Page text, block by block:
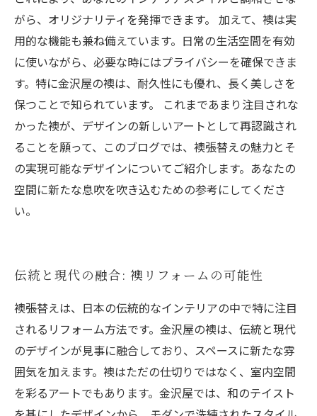
がら、オリジナリティを発揮できます。 加えて、襖は実
用的な機能も兼ね備えています。日常の生活空間を有効
に使いながら、必要な時にはプライバシーを確保できま
す。特に金沢屋の襖は、耐久性にも優れ、長く美しさを
保つことで知られています。 これまであまり注目されな
かった襖が、デザインの新しいアートとして再認識され
ることを願って、このブログでは、襖張替えの魅力とそ
の実現可能なデザインについてご紹介します。あなたの
空間に新たな息吹を吹き込むための参考にしてくださ
い。
伝統と現代の融合: 襖リフォームの可能性
襖張替えは、日本の伝統的なインテリアの中で特に注目
されるリフォーム方法です。金沢屋の襖は、伝統と現代
のデザインが見事に融合しており、スペースに新たな雰
囲気を加えます。襖はただの仕切りではなく、室内空間
を彩るアートでもあります。金沢屋では、和のテイスト